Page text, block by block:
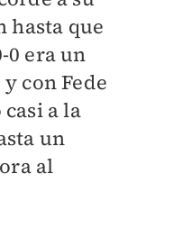
hasta que
0 era un
con Fede
a la
un
al